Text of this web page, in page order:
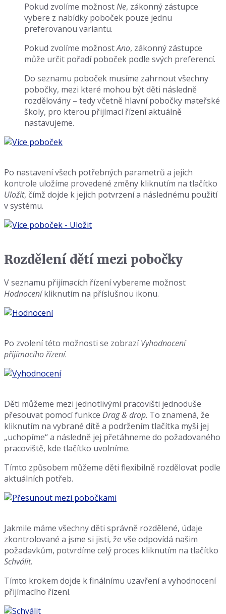
Pokud zvolíme možnostNe, zákonný zástupce
vybere z nabídky poboček pouze jednu
preferovanou variantu.
Pokud zvolíme možnostAno, zákonný zástupce
může určit pořadí poboček podle svých preferencí.
Do seznamu poboček musíme zahrnout všechny
pobočky, mezi které mohou být děti následně
rozdělovány – tedy včetně hlavní pobočky mateřské
školy, pro kterou přijímací řízení aktuálně
nastavujeme.
Po nastavení všech potřebných parametrů a jejich
kontrole uložíme provedené změny kliknutím na tlačítko
Uložit, čímž dojde k jejich potvrzení a následnému použití
v systému.
Rozdělení dětí mezi pobočky
V seznamu přijímacích řízení vybereme možnost
Hodnoceníkliknutím na příslušnou ikonu.
Po zvolení této možnosti se zobrazíVyhodnocení
přijímacího řízení.
Děti můžeme mezi jednotlivými pracovišti jednoduše
přesouvat pomocí funkce Drag & drop. To znamená, že
kliknutím na vybrané dítě a podržením tlačítka myši jej
„uchopíme“ a následně jej přetáhneme do požadovaného
pracoviště, kde tlačítko uvolníme.
Tímto způsobem můžeme děti flexibilně rozdělovat podle
aktuálních potřeb.
Jakmile máme všechny děti správně rozdělené, údaje
zkontrolované a jsme si jisti, že vše odpovídá našim
požadavkům, potvrdíme celý proces kliknutím na tlačítko
Schválit.
Tímto krokem dojde k finálnímu uzavření a vyhodnocení
přijímacího řízení.